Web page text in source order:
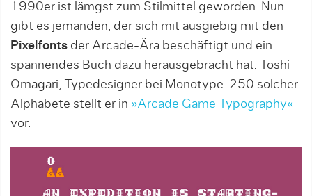
1990er ist lämgst zum Stilmittel geworden. Nun
gibt es jemanden, der sich mit ausgiebig mit den
Pixelfonts der Arcade-Ära beschäftigt und ein
spannendes Buch dazu herausgebracht hat: Toshi
Omagari, Typedesigner bei Monotype. 250 solcher
Alphabete stellt er in »Arcade Game Typography«
vor.